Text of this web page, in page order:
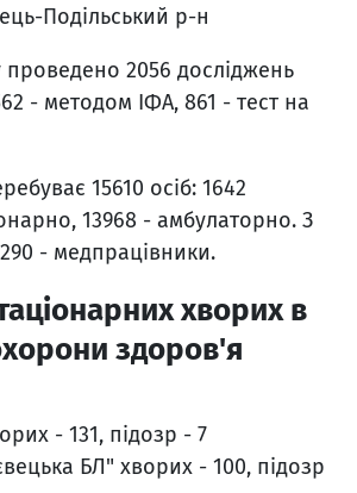
Подільський р-н
2056 досліджень
- методом ІФА, 861 - тест на
15610 осіб: 1642
13968 - амбулаторно. З
- медпрацівники.
хворих в
здоров'я
- 131, підозр - 7
БЛ" хворих - 100, підозр